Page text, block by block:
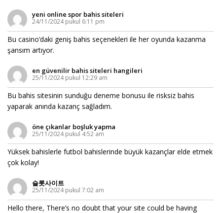
yeni online spor bahis siteleri
24/11/2024 pukul 6:11 pm
Bu casino’daki geniş bahis seçenekleri ile her oyunda kazanma
şansım artıyor.
en güvenilir bahis siteleri hangileri
25/11/2024 pukul 12:29 am
Bu bahis sitesinin sunduğu deneme bonusu ile risksiz bahis
yaparak anında kazanç sağladım.
öne çıkanlar boşluk yapma
25/11/2024 pukul 4:52 am
Yüksek bahislerle futbol bahislerinde büyük kazançlar elde etmek
çok kolay!
슬롯사이트
25/11/2024 pukul 7:02 am
Hello there, There’s no doubt that your site could be having